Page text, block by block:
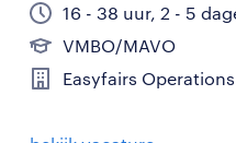
16 - 38 uur, 2 - 5
VMBO/MAVO
Easyfairs